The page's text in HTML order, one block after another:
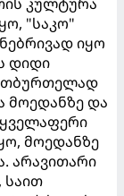
"საკო"
იყო
დიდი
მოედანზე და
მოედანზე
არავითარი
საით